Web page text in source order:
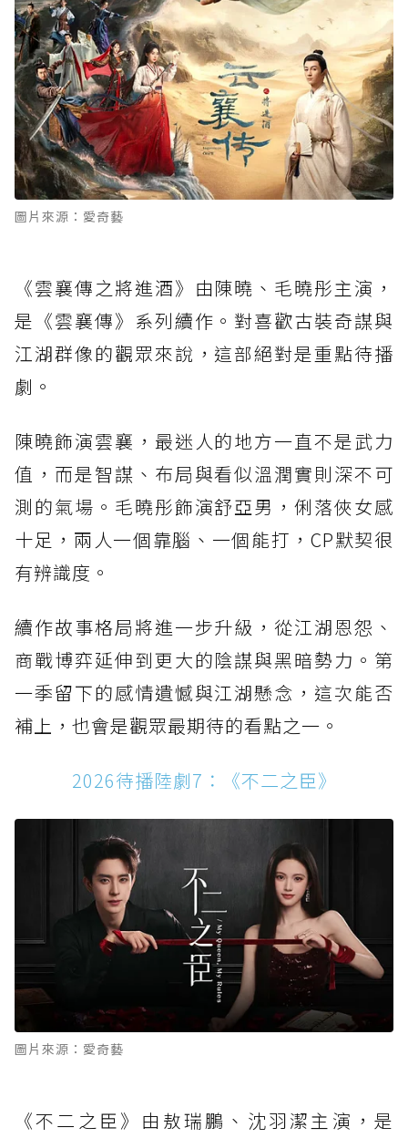
圖片來源：愛奇藝
《雲襄傳之將進酒》由陳曉、毛曉彤主演，
是《雲襄傳》系列續作。對喜歡古裝奇謀與
江湖群像的觀眾來說，這部絕對是重點待播
劇。
陳曉飾演雲襄，最迷人的地方一直不是武力
值，而是智謀、布局與看似溫潤實則深不可
測的氣場。毛曉彤飾演舒亞男，俐落俠女感
十足，兩人一個靠腦、一個能打，CP默契很
有辨識度。
續作故事格局將進一步升級，從江湖恩怨、
商戰博弈延伸到更大的陰謀與黑暗勢力。第
一季留下的感情遺憾與江湖懸念，這次能否
補上，也會是觀眾最期待的看點之一。
2026待播陸劇7：《不二之臣》
圖片來源：愛奇藝
《不二之臣》由敖瑞鵬、沈羽潔主演，是